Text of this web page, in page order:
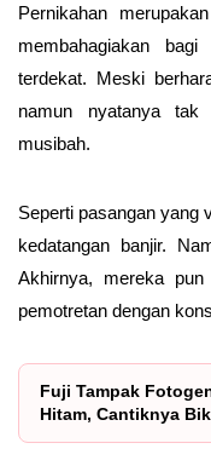
Pernikahan
membahagiakan
terdekat. Meski
namun nyatanya tak
musibah.
Seperti pasangan yang
kedatangan banjir.
Akhirnya, mereka
pemotretan dengan
Fuji Tampak
Hitam, Cantiknya